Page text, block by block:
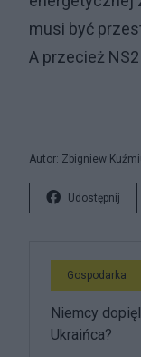
musi być
A przecież
Autor: Zbigniew
Udostępnij
Gospodarka
Niemcy
Ukraińca?